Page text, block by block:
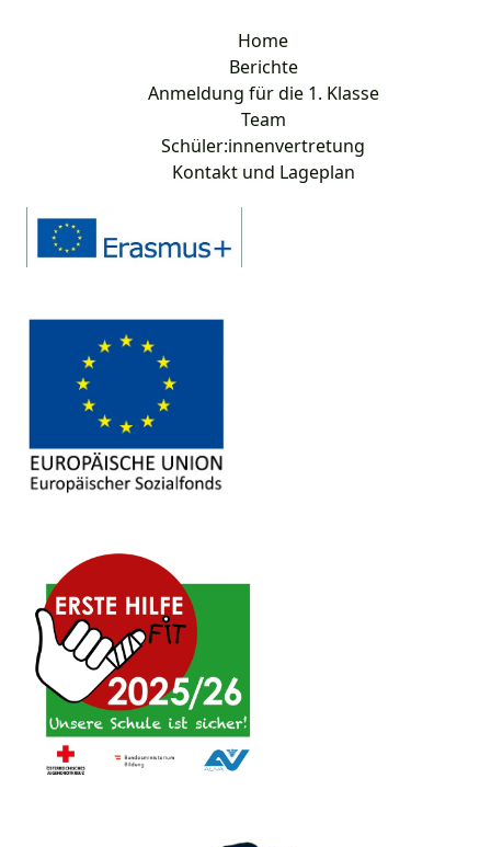
Home
Berichte
Anmeldung für die 1. Klasse
Team
Schüler:innenvertretung
Kontakt und Lageplan